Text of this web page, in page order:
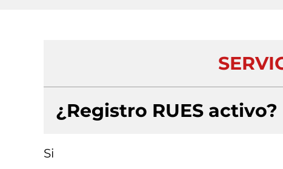
¿Registro RUES activo?
Si